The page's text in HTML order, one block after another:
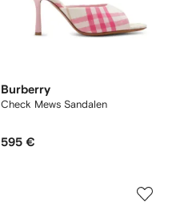
Burberry
Check Mews Sandalen​
595 €